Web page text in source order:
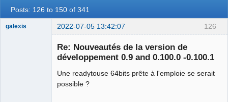
BugTracker
Videos
Manual 0.8_cs
Posts: 126 to 150 of 341
126
galexis 2022-07-05 13:42:07
Re: Nouveautés de la version de
développement 0.9 and 0.100.0 -0.100.1
Une readytouse 64bits prête à l'emploie se serait
possible ?